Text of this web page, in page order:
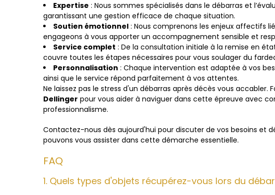
Expertise : Nous sommes spécialisés dans le débarras et
garantissant une gestion efficace de chaque situation.
Soutien émotionnel : Nous comprenons les enjeux affectifs
engageons à vous apporter un accompagnement sensible et
Service complet : De la consultation initiale à la remise en
couvre toutes les étapes nécessaires pour vous soulager du
Personnalisation : Chaque intervention est adaptée à vos
ainsi que le service répond parfaitement à vos attentes.
Ne laissez pas le stress d'un débarras après décès vous accabler.
Dellinger pour vous aider à naviguer dans cette épreuve avec
professionnalisme.
Contactez-nous dès aujourd'hui pour discuter de vos besoins et
pouvons vous assister dans cette démarche essentielle.
FAQ
1. Quels types d'objets récupérez-vous lors du